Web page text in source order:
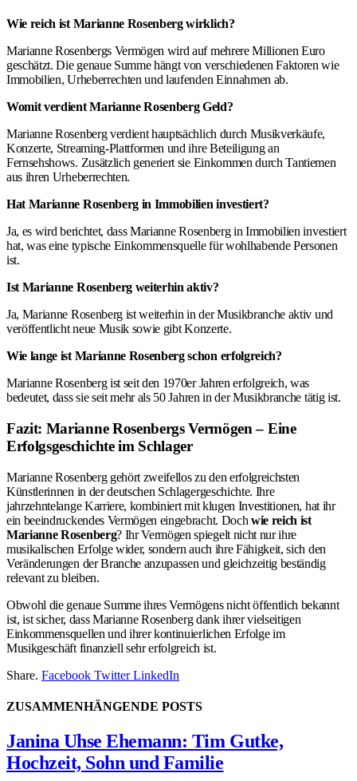
Wie reich ist Marianne Rosenberg wirklich?
Marianne Rosenbergs Vermögen wird auf mehrere Millionen Euro
geschätzt. Die genaue Summe hängt von verschiedenen Faktoren wie
Immobilien, Urheberrechten und laufenden Einnahmen ab.
Womit verdient Marianne Rosenberg Geld?
Marianne Rosenberg verdient hauptsächlich durch Musikverkäufe,
Konzerte, Streaming-Plattformen und ihre Beteiligung an
Fernsehshows. Zusätzlich generiert sie Einkommen durch Tantiemen
aus ihren Urheberrechten.
Hat Marianne Rosenberg in Immobilien investiert?
Ja, es wird berichtet, dass Marianne Rosenberg in Immobilien investiert
hat, was eine typische Einkommensquelle für wohlhabende Personen
ist.
Ist Marianne Rosenberg weiterhin aktiv?
Ja, Marianne Rosenberg ist weiterhin in der Musikbranche aktiv und
veröffentlicht neue Musik sowie gibt Konzerte.
Wie lange ist Marianne Rosenberg schon erfolgreich?
Marianne Rosenberg ist seit den 1970er Jahren erfolgreich, was
bedeutet, dass sie seit mehr als 50 Jahren in der Musikbranche tätig ist.
Fazit: Marianne Rosenbergs Vermögen – Eine
Erfolgsgeschichte im Schlager
Marianne Rosenberg gehört zweifellos zu den erfolgreichsten
Künstlerinnen in der deutschen Schlagergeschichte. Ihre
jahrzehntelange Karriere, kombiniert mit klugen Investitionen, hat ihr
ein beeindruckendes Vermögen eingebracht. Doch wie reich ist
Marianne Rosenberg? Ihr Vermögen spiegelt nicht nur ihre
musikalischen Erfolge wider, sondern auch ihre Fähigkeit, sich den
Veränderungen der Branche anzupassen und gleichzeitig beständig
relevant zu bleiben.
Obwohl die genaue Summe ihres Vermögens nicht öffentlich bekannt
ist, ist sicher, dass Marianne Rosenberg dank ihrer vielseitigen
Einkommensquellen und ihrer kontinuierlichen Erfolge im
Musikgeschäft finanziell sehr erfolgreich ist.
Share. Facebook Twitter LinkedIn
ZUSAMMENHÄNGENDE POSTS
Janina Uhse Ehemann: Tim Gutke,
Hochzeit, Sohn und Familie